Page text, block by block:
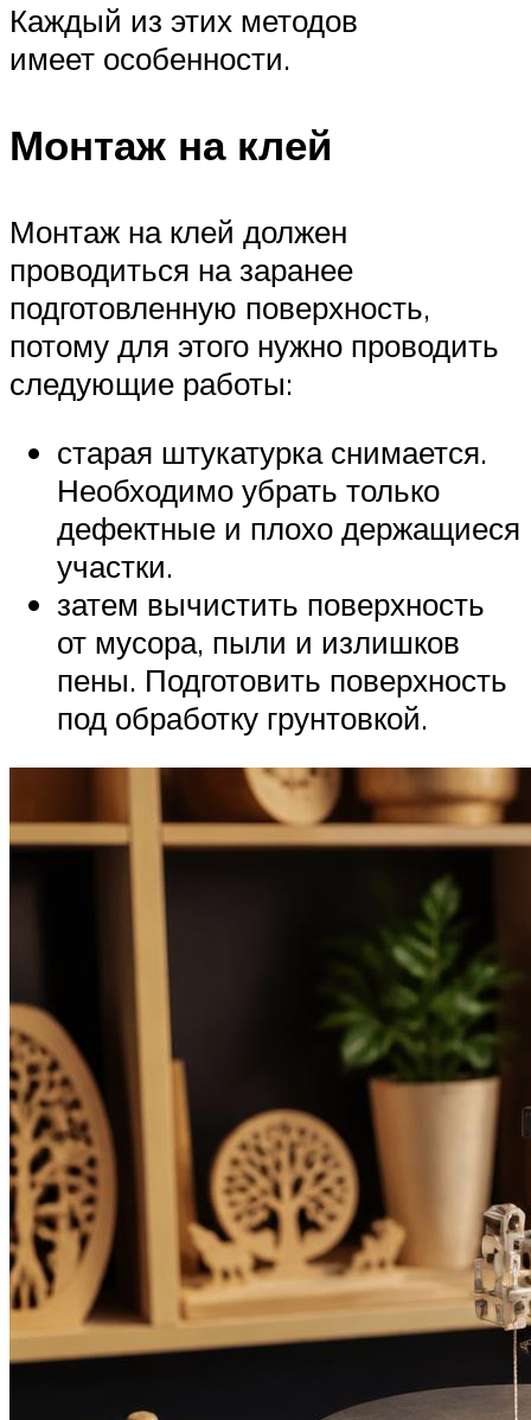
Каждый из этих методов
имеет особенности.
Монтаж на клей
Монтаж на клей должен
проводиться на заранее
подготовленную поверхность,
потому для этого нужно проводить
следующие работы:
старая штукатурка снимается.
Необходимо убрать только
дефектные и плохо держащиеся
участки.
затем вычистить поверхность
от мусора, пыли и излишков
пены. Подготовить поверхность
под обработку грунтовкой.